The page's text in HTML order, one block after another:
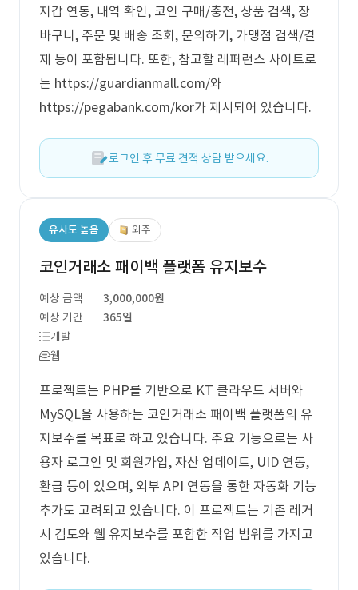
지갑 연동, 내역 확인, 코인 구매/충전, 상품 검색, 장
바구니, 주문 및 배송 조회, 문의하기, 가맹점 검색/결
제 등이 포함됩니다. 또한, 참고할 레퍼런스 사이트로
는 https://guardianmall.com/와
https://pegabank.com/kor가 제시되어 있습니다.
로그인 후 무료 견적 상담 받으세요.
유사도 높음 외주
코인거래소 패이백 플랫폼 유지보수
예상 금액
3,000,000원
예상 기간
365일
개발
웹
프로젝트는 PHP를 기반으로 KT 클라우드 서버와
MySQL을 사용하는 코인거래소 패이백 플랫폼의 유
지보수를 목표로 하고 있습니다. 주요 기능으로는 사
용자 로그인 및 회원가입, 자산 업데이트, UID 연동,
환급 등이 있으며, 외부 API 연동을 통한 자동화 기능
추가도 고려되고 있습니다. 이 프로젝트는 기존 레거
시 검토와 웹 유지보수를 포함한 작업 범위를 가지고
있습니다.